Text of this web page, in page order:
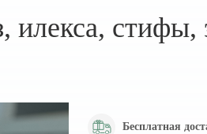
илекса,
Бесплатная